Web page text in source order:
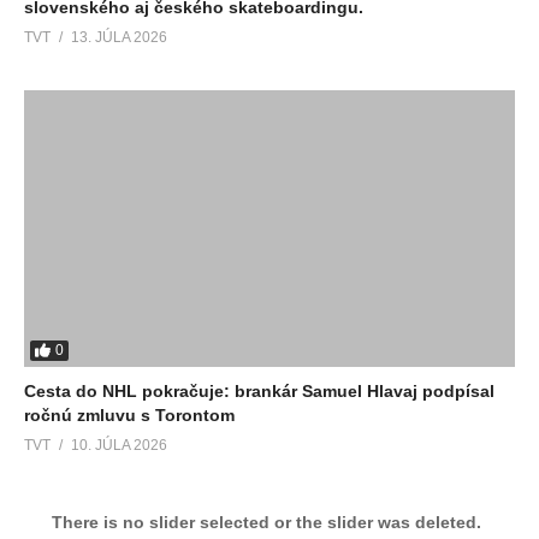
slovenského aj českého skateboardingu.
TVT 13. JÚLA 2026
0
Cesta do NHL pokračuje: brankár Samuel Hlavaj podpísal
ročnú zmluvu s Torontom
TVT 10. JÚLA 2026
There is no slider selected or the slider was deleted.